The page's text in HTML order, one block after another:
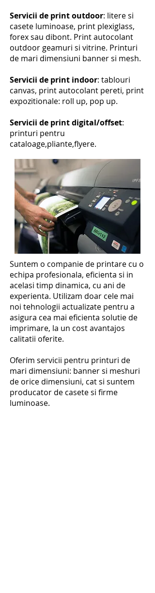
Servicii de print outdoor: litere si
casete luminoase, print plexiglass,
forex sau dibont. Print autocolant
outdoor geamuri si vitrine. Printuri
de mari dimensiuni banner si mesh.
Servicii de print indoor: tablouri
canvas, print autocolant pereti, print
expozitionale: roll up, pop up.
Servicii de print digital/offset:
printuri pentru
cataloage,pliante,flyere.
Suntem o companie de printare cu o
echipa profesionala, eficienta si in
acelasi timp dinamica, cu ani de
experienta. Utilizam doar cele mai
noi tehnologii actualizate pentru a
asigura cea mai eficienta solutie de
imprimare, la un cost avantajos
calitatii oferite.
Oferim servicii pentru printuri de
mari dimensiuni: banner si meshuri
de orice dimensiuni, cat si suntem
producator de casete si firme
luminoase.